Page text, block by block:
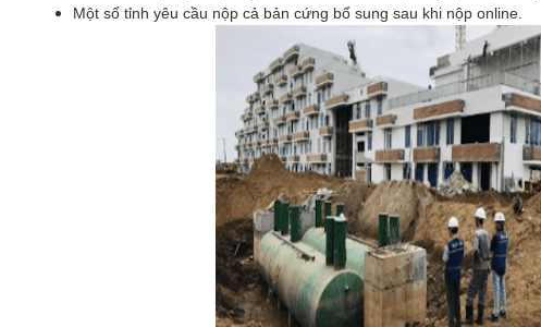
Một số tỉnh yêu cầu nộp cả bản cứng bổ sung sau khi nộp online.